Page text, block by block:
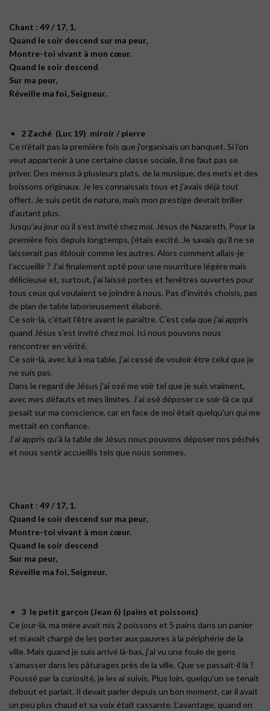
Chant : 49 / 17, 1.
Quand le soir descend sur ma peur,
Montre-toi vivant à mon cœur.
Quand le soir descend
Sur ma peur,
Réveille ma foi, Seigneur.
2 Zaché (Luc 19) miroir / pierre
Ce n’était pas la première fois que j’organisais un banquet. Si l’on
veut appartenir à une certaine classe sociale, il ne faut pas se
priver. Des menus à plusieurs plats, de la musique, des mets et des
boissons originaux. Je les connaissais tous et j’avais déjà tout
offert. Je suis petit de nature, mais mon prestige devrait briller
d’autant plus.
Jusqu’au jour où il s’est invité chez moi. Jésus de Nazareth. Pour la
première fois depuis longtemps, j’étais excité. Je savais qu’il ne se
laisserait pas éblouir comme les autres. Alors comment allais-je
l’accueillir ? J’ai finalement opté pour une nourriture légère mais
délicieuse et, surtout, j’ai laissé portes et fenêtres ouvertes pour
tous ceux qui voulaient se joindre à nous. Pas d’invités choisis, pas
de plan de table laborieusement élaboré.
Ce soir-là, c’était l’être avant le paraître. C’est cela que j’ai appris
quand Jésus s’est invité chez moi. Ici nous pouvons nous
rencontrer en vérité.
Ce soir-là, avec lui à ma table, j’ai cessé de vouloir être celui que je
ne suis pas.
Dans le regard de Jésus j’ai osé me voir tel que je suis vraiment,
avec mes défauts et mes limites. J’ai osé déposer ce soir-là ce qui
pesait sur ma conscience, car en face de moi était quelqu’un qui me
mettait en confiance.
J’ai appris qu’à la table de Jésus nous pouvons déposer nos péchés
et nous sentir accueillis tels que nous sommes.
Chant : 49 / 17, 1.
Quand le soir descend sur ma peur,
Montre-toi vivant à mon cœur.
Quand le soir descend
Sur ma peur,
Réveille ma foi, Seigneur.
3 le petit garçon (Jean 6) (pains et poissons)
Ce jour-là, ma mère avait mis 2 poissons et 5 pains dans un panier
et m’avait chargé de les porter aux pauvres à la périphérie de la
ville. Mais quand je suis arrivé là-bas, j’ai vu une foule de gens
s’amasser dans les pâturages près de la ville. Que se passait-il là ?
Poussé par la curiosité, je les ai suivis. Plus loin, quelqu’un se tenait
debout et parlait. Il devait parler depuis un bon moment, car il avait
un peu plus chaud et sa voix était cassante. L’avantage, quand on